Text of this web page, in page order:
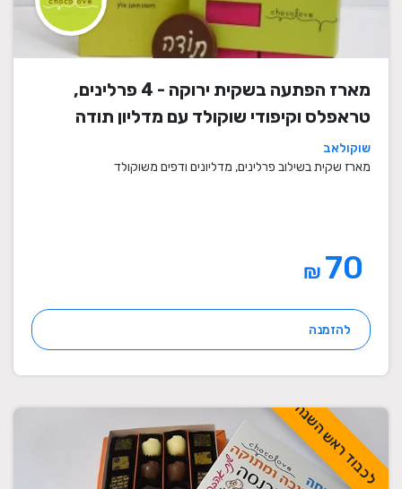
מארז הפתעה בשקית ירוקה - 4 פרלינים,
טראפלס וקיפודי שוקולד עם מדליון תודה
שוקולאב
מארז שקית בשילוב פרלינים, מדליונים ודפים משוקולד
₪
להזמנה
לכבוד ראש השנה